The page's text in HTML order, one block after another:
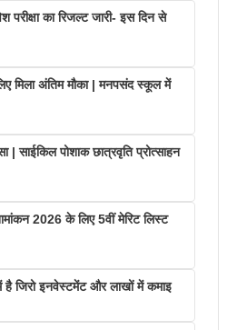
परीक्षा का रिजल्ट जारी- इस दिन से
मिला अंतिम मौका | मनपसंद स्कूल में
| साईकिल पोशाक छात्रवृति प्रोत्साहन
2026 के लिए 5वीं मेरिट लिस्ट
जिरो इनवेस्टमेंट और लाखों में कमाइ